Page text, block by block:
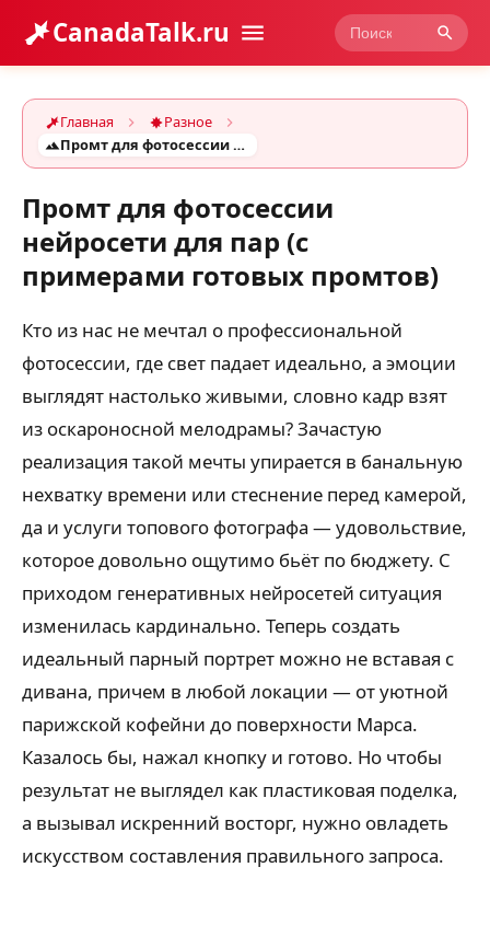
CanadaTalk.ru
Главная
Разное
Промт для фотосессии нейросети для пар (с примерами готовых промтов)
Промт для фотосессии
нейросети для пар (с
примерами готовых промтов)
Кто из нас не мечтал о профессиональной
фотосессии, где свет падает идеально, а эмоции
выглядят настолько живыми, словно кадр взят
из оскароносной мелодрамы? Зачастую
реализация такой мечты упирается в банальную
нехватку времени или стеснение перед камерой,
да и услуги топового фотографа — удовольствие,
которое довольно ощутимо бьёт по бюджету. С
приходом генеративных нейросетей ситуация
изменилась кардинально. Теперь создать
идеальный парный портрет можно не вставая с
дивана, причем в любой локации — от уютной
парижской кофейни до поверхности Марса.
Казалось бы, нажал кнопку и готово. Но чтобы
результат не выглядел как пластиковая поделка,
а вызывал искренний восторг, нужно овладеть
искусством составления правильного запроса.